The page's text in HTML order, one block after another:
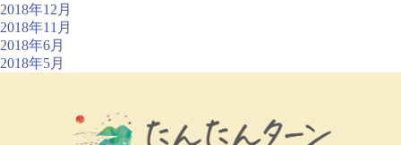
2018年12月
2018年11月
2018年6月
2018年5月